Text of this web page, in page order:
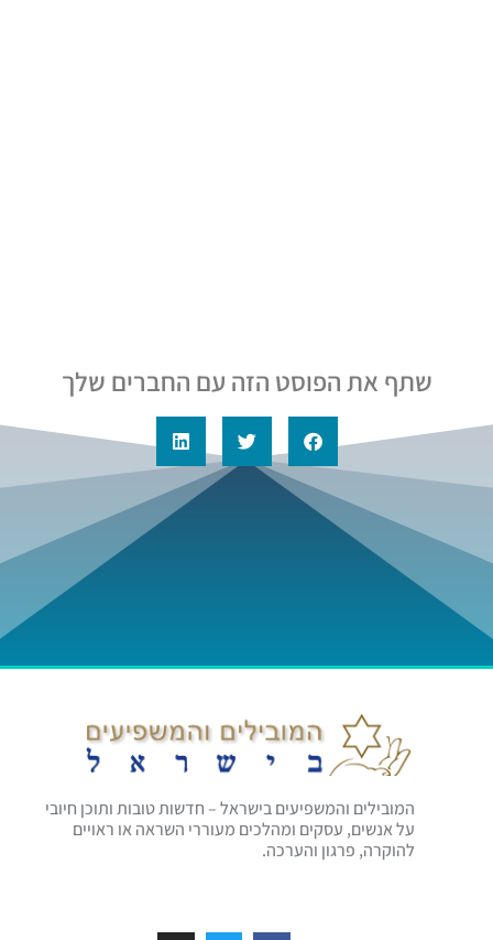
שתף את הפוסט הזה עם החברים שלך
המובילים והמשפיעים בישראל – חדשות טובות ותוכן חיובי
על אנשים, עסקים ומהלכים מעוררי השראה או ראויים
להוקרה, פרגון והערכה.